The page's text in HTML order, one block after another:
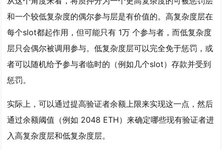
和一个较低复杂度的偶尔参与层是有价值的。高复杂度层在
每个slot都起作用，但可能只有 1万 个参与者，而低复杂度
层只会偶尔被调用参与。低复杂度层可以完全免于惩罚，或
者可以随机给予参与者临时的（例如几个slot）存款并受到
惩罚。
实际上，可以通过提高验证者余额上限来实现这一点，然后
通过余额阈值（例如 2048 ETH）来确定哪些现有验证者进
入高复杂度层和低复杂度层。